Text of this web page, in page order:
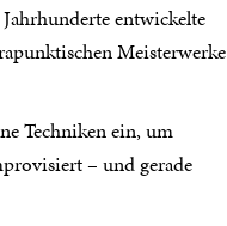
entwickelte
Meisterwerke
Techniken ein, um
– und gerade